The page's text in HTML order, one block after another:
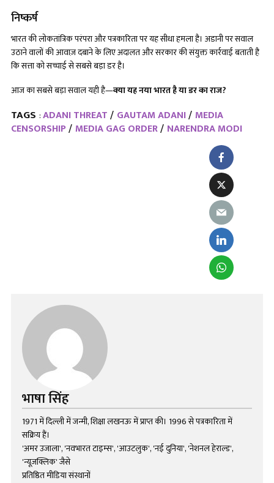
निष्कर्ष
भारत की लोकतांत्रिक परंपरा और पत्रकारिता पर यह सीधा हमला है। अडानी पर सवाल
उठाने वालों की आवाज़ दबाने के लिए अदालत और सरकार की संयुक्त कार्रवाई बताती है
कि सत्ता को सच्चाई से सबसे बड़ा डर है।
आज का सबसे बड़ा सवाल यही है—क्या यह नया भारत है या डर का राज?
TAGS :ADANI THREAT GAUTAM ADANI MEDIA
CENSORSHIP MEDIA GAG ORDER NARENDRA MODI
भाषा सिंह
1971 में दिल्ली में जन्मी, शिक्षा लखनऊ में प्राप्त की। 1996 से पत्रकारिता में
सक्रिय हैं।
'अमर उजाला', 'नवभारत टाइम्स', 'आउटलुक', 'नई दुनिया', 'नेशनल हेराल्ड',
'न्यूज़क्लिक' जैसे
प्रतिष्ठित मीडिया संस्थानों